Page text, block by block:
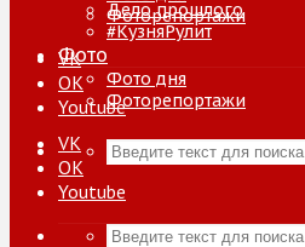
Фоторепортажи
VK
ОК
Youtube
Дело прошлого
#КузняРулит
Фото
Фото дня
Фоторепортажи
VK
ОК
Youtube